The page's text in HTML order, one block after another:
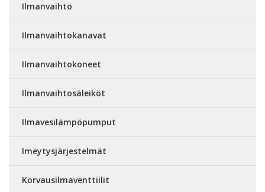
Ilmanvaihto
Ilmanvaihtokanavat
Ilmanvaihtokoneet
Ilmanvaihtosäleiköt
Ilmavesilämpöpumput
Imeytysjärjestelmät
Korvausilmaventtiilit